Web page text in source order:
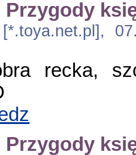
Przygody
[*.toya.net.pl],
recka,
Przygody